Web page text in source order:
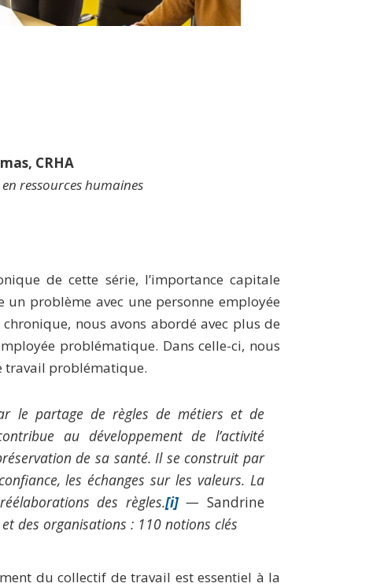
CRHA
ressources humaines
de cette série, l’importance capitale
problème avec une personne employée
nous avons abordé avec plus de
problématique. Dans celle-ci, nous
travail problématique.
le partage de règles de métiers et de
au développement de l’activité
de sa santé. Il se construit par
les échanges sur les valeurs. La
des règles.[i]—Sandrine
des organisations : 110 notions clés
du collectif de travail est essentiel à la